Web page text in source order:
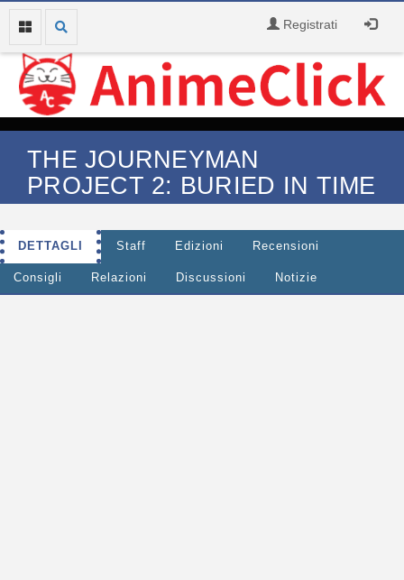
Registrati
THE JOURNEYMAN
PROJECT 2: BURIED IN TIME
DETTAGLI Staff Edizioni Recensioni
Consigli Relazioni Discussioni Notizie